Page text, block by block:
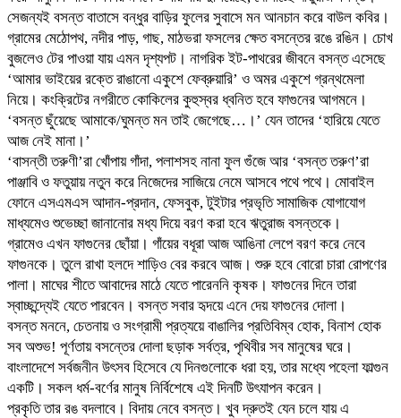
সেজন্যই বসন্ত বাতাসে বন্ধুর বাড়ির ফুলের সুবাসে মন আনচান করে বাউল কবির।
গ্রামের মেঠোপথ, নদীর পাড়, গাছ, মাঠভরা ফসলের ক্ষেত বসন্তের রঙে রঙিন। চোখ
বুজলেও টের পাওয়া যায় এমন দৃশ্যপট। নাগরিক ইট-পাথরের জীবনে বসন্ত এসেছে
‘আমার ভাইয়ের রক্তে রাঙানো একুশে ফেব্রুয়ারি’ ও অমর একুশে গ্রন্থমেলা
নিয়ে। কংক্রিটের নগরীতে কোকিলের কুহুস্বর ধ্বনিত হবে ফাগুনের আগমনে।
‘বসন্ত ছুঁয়েছে আমাকে/ঘুমন্ত মন তাই জেগেছে…।’ যেন তাদের ‘হারিয়ে যেতে
আজ নেই মানা।’
‘বাসন্তী তরুণী’রা খোঁপায় গাঁদা, পলাশসহ নানা ফুল গুঁজে আর ‘বসন্ত তরুণ’রা
পাঞ্জাবি ও ফতুয়ায় নতুন করে নিজেদের সাজিয়ে নেমে আসবে পথে পথে। মোবাইল
ফোনে এসএমএস আদান-প্রদান, ফেসবুক, টুইটার প্রভৃতি সামাজিক যোগাযোগ
মাধ্যমেও শুভেচ্ছা জানানোর মধ্য দিয়ে বরণ করা হবে ঋতুরাজ বসন্তকে।
গ্রামেও এখন ফাগুনের ছোঁয়া। গাঁয়ের বধূরা আজ আঙিনা লেপে বরণ করে নেবে
ফাগুনকে। তুলে রাখা হলদে শাড়িও বের করবে আজ। শুরু হবে বোরো চারা রোপণের
পালা। মাঘের শীতে আবাদের মাঠে যেতে পারেননি কৃষক। ফাগুনের দিনে তারা
স্বাচ্ছন্দ্যেই যেতে পারবেন। বসন্ত সবার হৃদয়ে এনে দেয় ফাগুনের দোলা।
বসন্ত মননে, চেতনায় ও সংগ্রামী প্রত্যয়ে বাঙালির প্রতিবিম্ব হোক, বিনাশ হোক
সব অশুভ! পূর্ণতায় বসন্তের দোলা ছড়াক সর্বত্র, পৃথিবীর সব মানুষের ঘরে।
বাংলাদেশে সর্বজনীন উৎসব হিসেবে যে দিনগুলোকে ধরা হয়, তার মধ্যে পহেলা ফাল্গুন
একটি। সকল ধর্ম-বর্ণের মানুষ নির্বিশেষে এই দিনটি উৎযাপন করেন।
প্রকৃতি তার রঙ বদলাবে। বিদায় নেবে বসন্ত। খুব দ্রুতই যেন চলে যায় এ